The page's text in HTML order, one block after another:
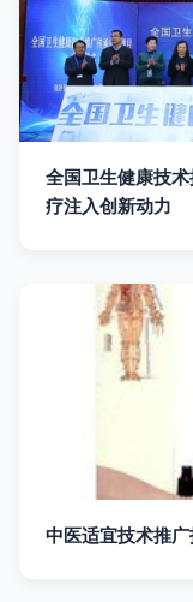
全国卫生健康技
疗注入创新动力
中医适宜技术推